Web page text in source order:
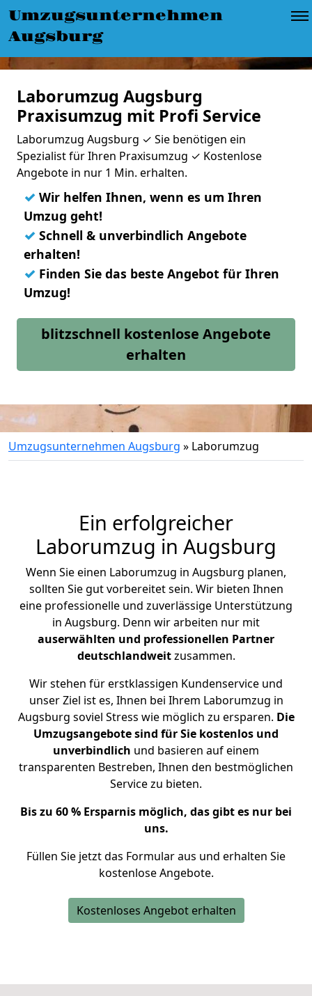
Umzugsunternehmen
Augsburg
Laborumzug Augsburg
Praxisumzug mit Profi Service
Laborumzug Augsburg ✓ Sie benötigen ein
Spezialist für Ihren Praxisumzug ✓ Kostenlose
Angebote in nur 1 Min. erhalten.
✓ Wir helfen Ihnen, wenn es um Ihren
Umzug geht!
✓ Schnell & unverbindlich Angebote
erhalten!
✓ Finden Sie das beste Angebot für Ihren
Umzug!
blitzschnell kostenlose Angebote
erhalten
Umzugsunternehmen Augsburg » Laborumzug
Ein erfolgreicher
Laborumzug in Augsburg
Wenn Sie einen Laborumzug in Augsburg planen,
sollten Sie gut vorbereitet sein. Wir bieten Ihnen
eine professionelle und zuverlässige Unterstützung
in Augsburg. Denn wir arbeiten nur mit
auserwählten und professionellen Partner
deutschlandweitzusammen.
Wir stehen für erstklassigen Kundenservice und
unser Ziel ist es, Ihnen bei Ihrem Laborumzug in
Augsburg soviel Stress wie möglich zu ersparen. Die
Umzugsangebote sind für Sie kostenlos und
unverbindlich und basieren auf einem
transparenten Bestreben, Ihnen den bestmöglichen
Service zu bieten.
Bis zu 60 % Ersparnis möglich, das gibt es nur bei
uns.
Füllen Sie jetzt das Formular aus und erhalten Sie
kostenlose Angebote.
Kostenloses Angebot erhalten